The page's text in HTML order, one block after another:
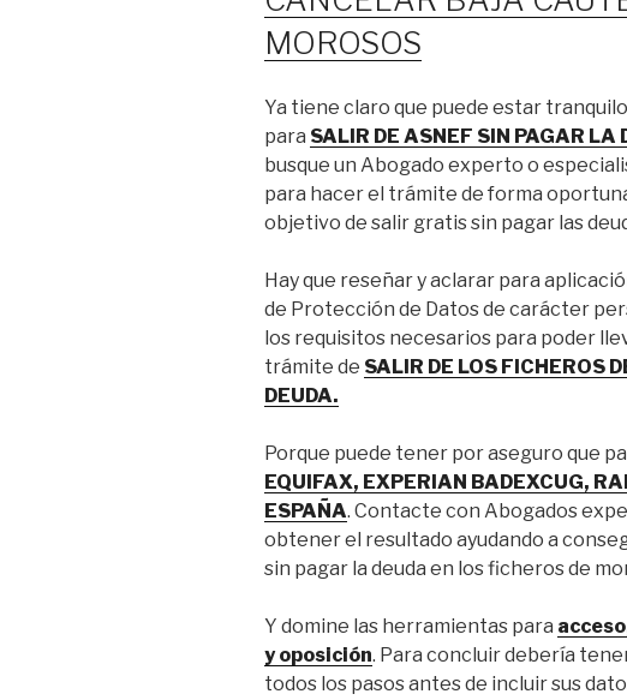
MOROSOS
Ya tiene claro que puede estar
para SALIR DE ASNEF SIN PAGAR LA
busque un Abogado experto o
para hacer el trámite de forma
objetivo de salir gratis sin pagar las
Hay que reseñar y aclarar para
de Protección de Datos de carácter
los requisitos necesarios para poder
trámite de SALIR DE LOS FICHEROS
DEUDA.
Porque puede tener por aseguro que
EQUIFAX, EXPERIAN BADEXCUG,
ESPAÑA. Contacte con Abogados
obtener el resultado ayudando a
sin pagar la deuda en los ficheros de
Y domine las herramientas para
y oposición. Para concluir debería
todos los pasos antes de incluir sus